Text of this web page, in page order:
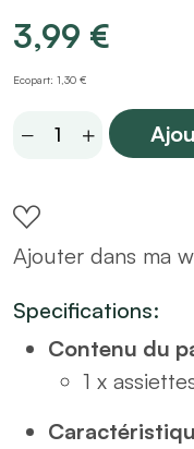
3,99 €
Ecopart: 1,30 €
Assiette
pale
D28
Ajouter dans ma
Specifications:
Contenu du
1 x